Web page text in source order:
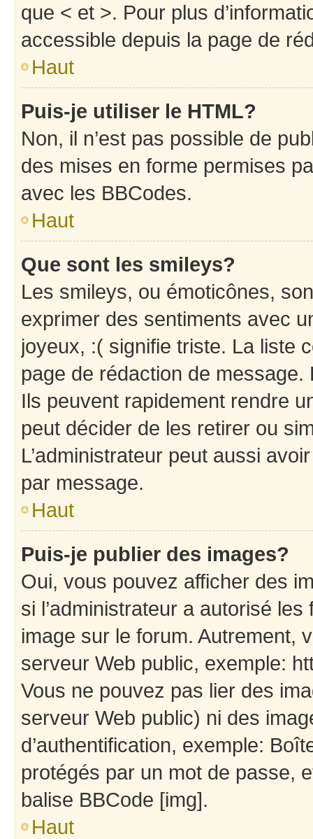
que < et >. Pour plus
accessible depuis la page de
Haut
Puis-je utiliser le HTML?
Non, il n’est pas possible de
des mises en forme permises
avec les BBCodes.
Haut
Que sont les smileys?
Les smileys, ou émoticônes,
exprimer des sentiments avec
joyeux, :( signifie triste. La liste
page de rédaction de
Ils peuvent rapidement rendre
peut décider de les retirer ou
L’administrateur peut aussi
par message.
Haut
Puis-je publier des images?
Oui, vous pouvez afficher des
si l’administrateur a autorisé
image sur le forum. Autrement,
serveur Web public, exemple:
Vous ne pouvez pas lier des
serveur Web public) ni des
d’authentification, exemple:
protégés par un mot de passe,
balise BBCode [img].
Haut